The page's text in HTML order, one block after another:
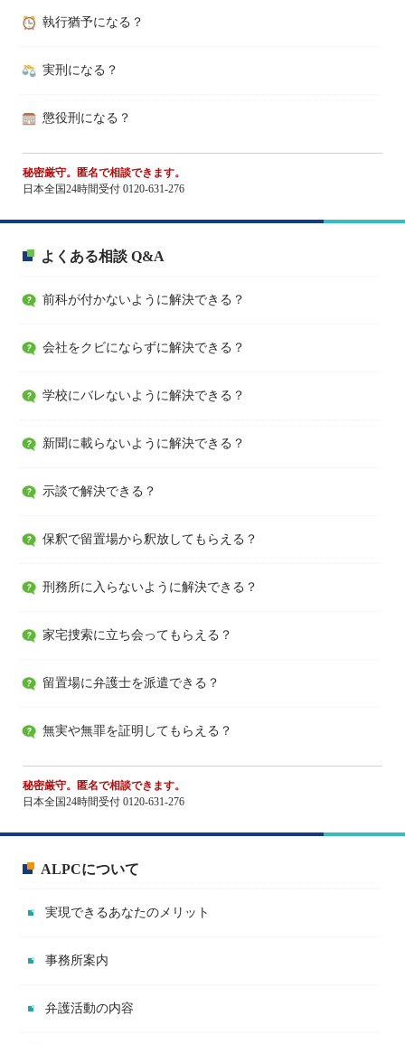
執行猶予になる？
実刑になる？
懲役刑になる？
秘密厳守。匿名で相談できます。
日本全国24時間受付 0120-631-276
よくある相談 Q&A
前科が付かないように解決できる？
会社をクビにならずに解決できる？
学校にバレないように解決できる？
新聞に載らないように解決できる？
示談で解決できる？
保釈で留置場から釈放してもらえる？
刑務所に入らないように解決できる？
家宅捜索に立ち会ってもらえる？
留置場に弁護士を派遣できる？
無実や無罪を証明してもらえる？
秘密厳守。匿名で相談できます。
日本全国24時間受付 0120-631-276
ALPCについて
実現できるあなたのメリット
事務所案内
弁護活動の内容